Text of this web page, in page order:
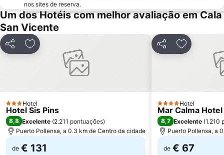
Portocristo
Platja de l'Alcanada
Calle de Sa lluna
Son Moll
nos sites de reserva.
Um dos Hotéis com melhor avaliação em Cala
San Vicente
PartilharAdicionar aos favoritos
3 Estrelas
Hotel
Hotel Sis Pins
8,8 Excelente (2.211 pontuações)
Puerto Pollensa, a 0.3 km de Centro da cidade
de € 131
PartilharAdicionar
4 Estrelas
Hotel
Mar Calma Hotel
8,7 Excelente (1.210
Puerto Pollensa, a
de € 67